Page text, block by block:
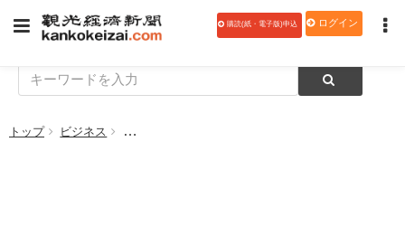
購読(紙・電子版)申込 ログイン
トップ ビジネス 中央道沿線の魅力発信 山梨中央銀・八十二銀、都